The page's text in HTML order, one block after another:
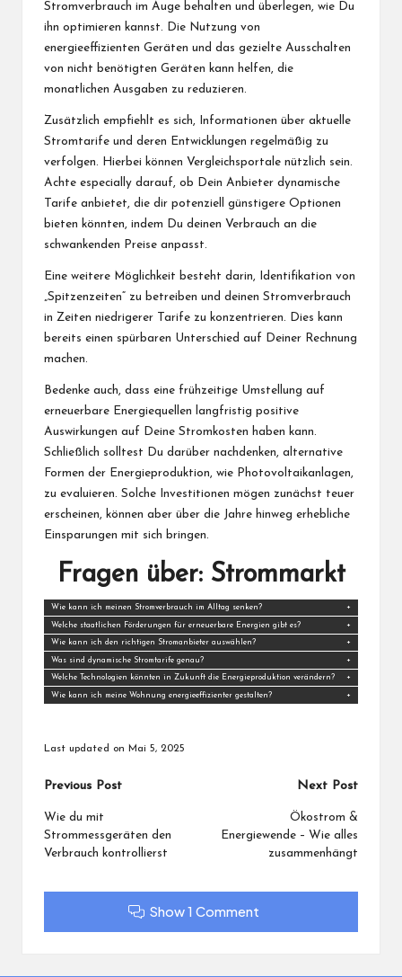
Stromverbrauch im Auge behalten und überlegen, wie Du
ihn optimieren kannst. Die Nutzung von
energieeffizienten Geräten und das gezielte Ausschalten
von nicht benötigten Geräten kann helfen, die
monatlichen Ausgaben zu reduzieren.
Zusätzlich empfiehlt es sich, Informationen über aktuelle
Stromtarife und deren Entwicklungen regelmäßig zu
verfolgen. Hierbei können Vergleichsportale nützlich sein.
Achte especially darauf, ob Dein Anbieter dynamische
Tarife anbietet, die dir potenziell günstigere Optionen
bieten könnten, indem Du deinen Verbrauch an die
schwankenden Preise anpasst.
Eine weitere Möglichkeit besteht darin, Identifikation von
„Spitzenzeiten“ zu betreiben und deinen Stromverbrauch
in Zeiten niedrigerer Tarife zu konzentrieren. Dies kann
bereits einen spürbaren Unterschied auf Deiner Rechnung
machen.
Bedenke auch, dass eine frühzeitige Umstellung auf
erneuerbare Energiequellen langfristig positive
Auswirkungen auf Deine Stromkosten haben kann.
Schließlich solltest Du darüber nachdenken, alternative
Formen der Energieproduktion, wie Photovoltaikanlagen,
zu evaluieren. Solche Investitionen mögen zunächst teuer
erscheinen, können aber über die Jahre hinweg erhebliche
Einsparungen mit sich bringen.
Fragen über: Strommarkt
Wie kann ich meinen Stromverbrauch im Alltag senken?
Welche staatlichen Förderungen für erneuerbare Energien gibt es?
Wie kann ich den richtigen Stromanbieter auswählen?
Was sind dynamische Stromtarife genau?
Welche Technologien könnten in Zukunft die Energieproduktion verändern?
Wie kann ich meine Wohnung energieeffizienter gestalten?
Last updated on Mai 5, 2025
Post
navigation
Previous Post
Wie du mit
Strommessgeräten den
Verbrauch kontrollierst
Next Post
Ökostrom &
Energiewende – Wie alles
zusammenhängt
Show 1 Comment